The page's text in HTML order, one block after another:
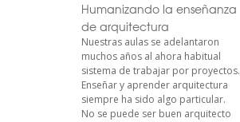
Humanizando la enseñanza
de arquitectura
Nuestras aulas se adelantaron
muchos años al ahora habitual
sistema de trabajar por proyectos.
Enseñar y aprender arquitectura
siempre ha sido algo particular.
No se puede ser buen arquitecto